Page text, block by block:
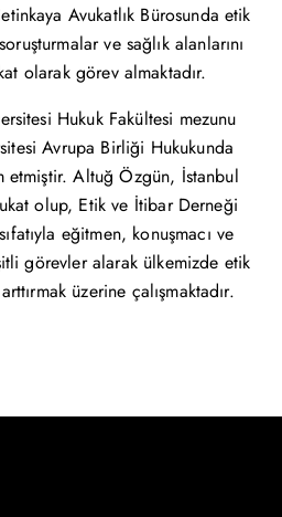
Avukatlık Bürosunda etik
ve sağlık alanlarını
olarak görev almaktadır.
Hukuk Fakültesi mezunu
Avrupa Birliği Hukukunda
etmiştir. Altuğ Özgün, İstanbul
olup, Etik ve İtibar Derneği
eğitmen, konuşmacı ve
görevler alarak ülkemizde etik
üzerine çalışmaktadır.